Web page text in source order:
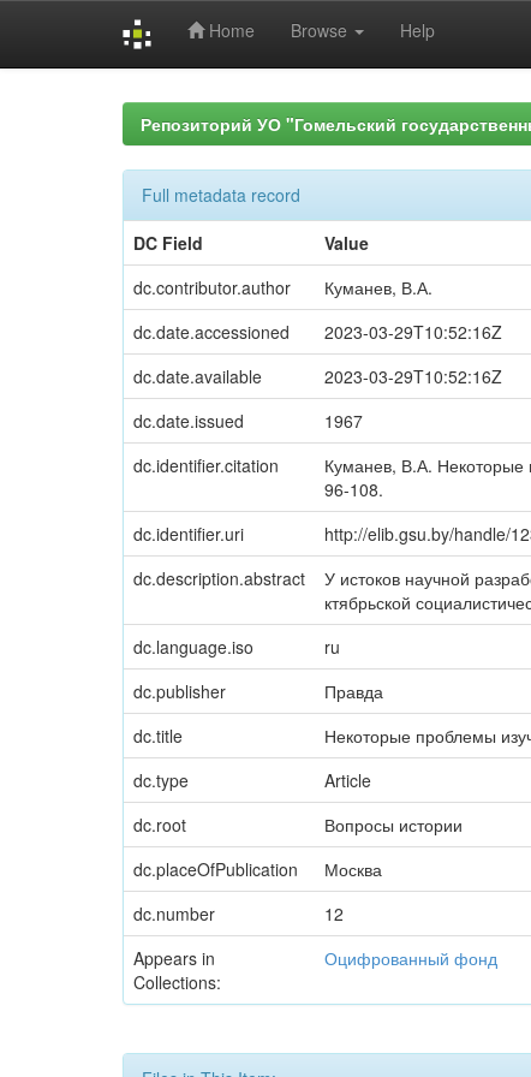
Home Browse Help
Репозиторий УО "Гомельский
Full metadata record
DC Field
Value
dc.contributor.author
Куманев, В.А.
dc.date.accessioned
2023-03-29T10:52:16Z
dc.date.available
2023-03-29T10:52:16Z
dc.date.issued
1967
dc.identifier.citation
Куманев, В.А.
96-108.
dc.identifier.uri http://elib.gsu.by/handle/
dc.description.abstract
У истоков научной
ктябрьской
dc.language.iso ru
dc.publisher
Правда
dc.title
Некоторые проблемы
dc.type
Article
dc.root
Вопросы истории
dc.placeOfPublication
Москва
dc.number
12
Appears in
Collections:
Оцифрованный фонд